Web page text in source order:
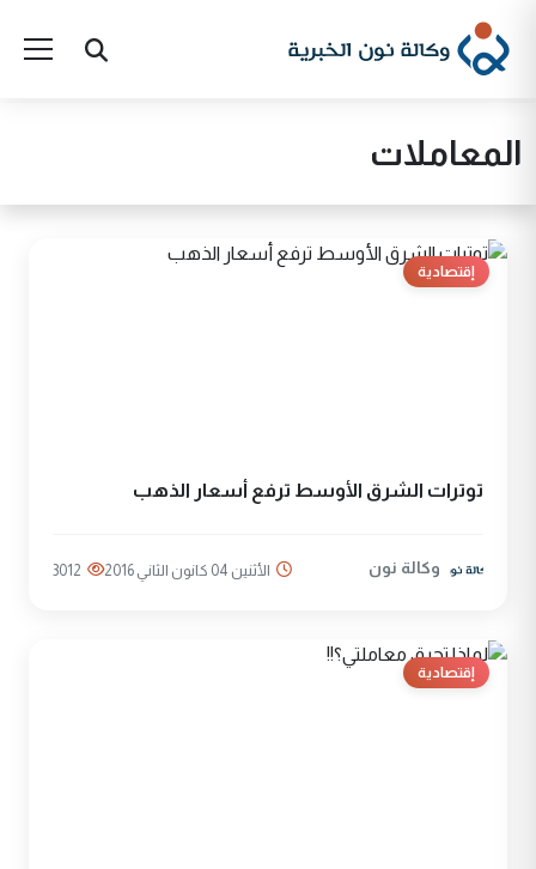
المعاملات
إقتصادية
توترات الشرق الأوسط ترفع أسعار الذهب
وكالة نون الأثنين 04 كانون الثاني 2016 3012
إقتصادية